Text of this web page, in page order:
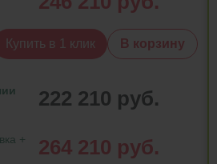
Купить в 1 клик В корзину
222 210 руб.
+
264 210 руб.